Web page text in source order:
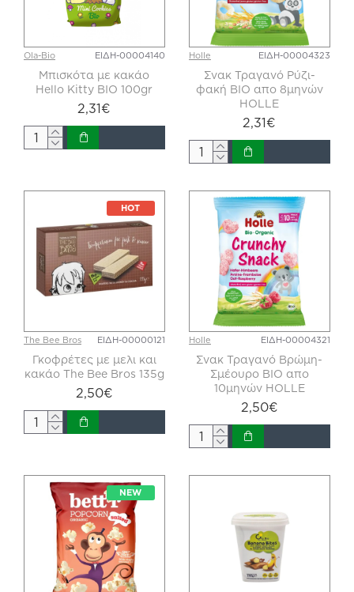
Ola-Bio ΕΙΔΗ-00004140
Μπισκότα με κακάο
Hello Kitty BIO 100gr
2,31€
Holle ΕΙΔΗ-00004323
Σνακ Τραγανό Ρύζι-
φακή ΒΙΟ απο 8μηνών
HOLLE
2,31€
HOT
The Bee Bros ΕΙΔΗ-00000121
Γκοφρέτες με μελι και
κακάο The Bee Bros 135g
2,50€
Holle ΕΙΔΗ-00004321
Σνακ Τραγανό Βρώμη-
Σμέουρο ΒΙΟ απο
10μηνών HOLLE
2,50€
NEW